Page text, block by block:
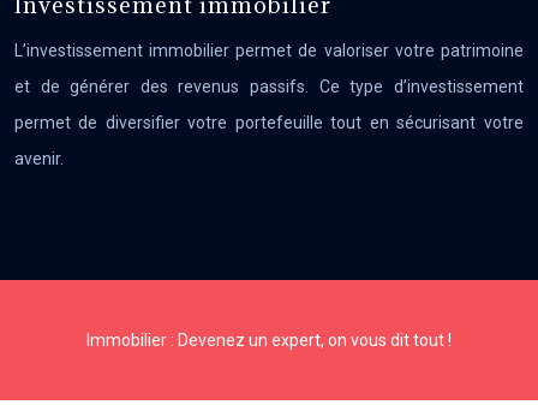
L’investissement immobilier permet de valoriser votre patrimoine
et de générer des revenus passifs. Ce type d’investissement
permet de diversifier votre portefeuille tout en sécurisant votre
avenir.
Immobilier : Devenez un expert, on vous dit tout !